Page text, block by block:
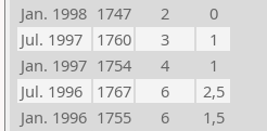
Jan. 1998 1747 2
0
Jul. 1997
1760 3
1
Jan. 1997 1754 4
1
Jul. 1996
1767 6
2,5
Jan. 1996 1755 6
1,5